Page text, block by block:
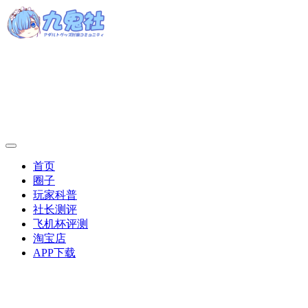
首页
圈子
玩家科普
社长测评
飞机杯评测
淘宝店
APP下载